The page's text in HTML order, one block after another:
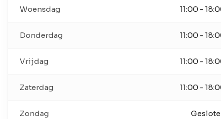
Woensdag 11:00 -
Donderdag 11:00 -
Vrijdag 11:00 -
Zaterdag 11:00 -
Zondag